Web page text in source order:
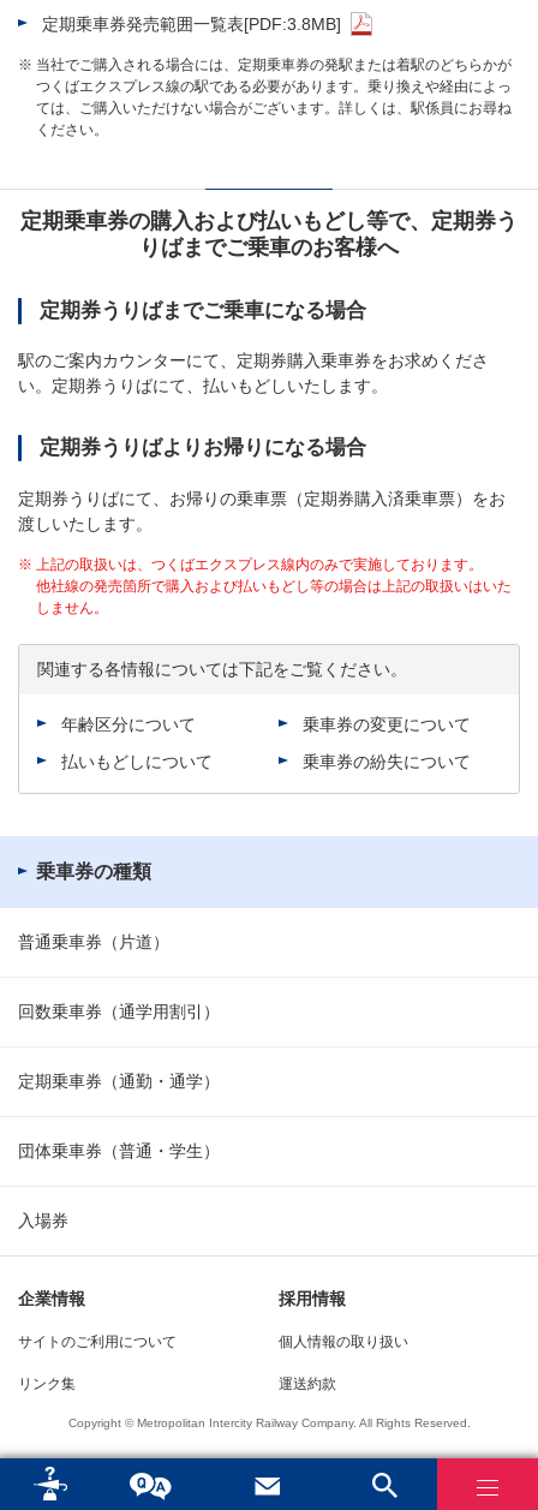
定期乗車券発売範囲一覧表[PDF:3.8MB]
※ 当社でご購入される場合には、定期乗車券の発駅または着駅のどちらかが
つくばエクスプレス線の駅である必要があります。乗り換えや経由によっ
ては、ご購入いただけない場合がございます。詳しくは、駅係員にお尋ね
ください。
定期乗車券の購入および払いもどし等で、定期券う
りばまでご乗車のお客様へ
定期券うりばまでご乗車になる場合
駅のご案内カウンターにて、定期券購入乗車券をお求めくださ
い。定期券うりばにて、払いもどしいたします。
定期券うりばよりお帰りになる場合
定期券うりばにて、お帰りの乗車票（定期券購入済乗車票）をお
渡しいたします。
※
上記の取扱いは、つくばエクスプレス線内のみで実施しております。
他社線の発売箇所で購入および払いもどし等の場合は上記の取扱いはいた
しません。
関連する各情報については下記をご覧ください。
年齢区分について
乗車券の変更について
払いもどしについて
乗車券の紛失について
乗車券の種類
普通乗車券（片道）
回数乗車券（通学用割引）
定期乗車券（通勤・通学）
団体乗車券（普通・学生）
入場券
企業情報 採用情報
サイトのご利用について 個人情報の取り扱い
リンク集 運送約款
Copyright © Metropolitan Intercity Railway Company. All Rights Reserved.